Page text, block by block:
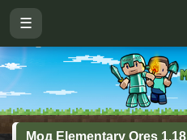
☰
Мод Elementary Ores